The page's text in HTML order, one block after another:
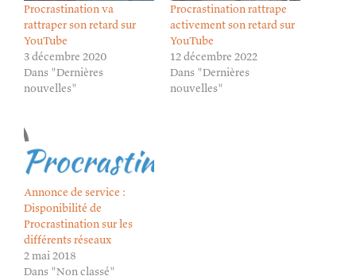
Procrastination va
rattraper son retard sur
YouTube
3 décembre 2020
Dans "Dernières
nouvelles"
Procrastination rattrape
activement son retard sur
YouTube
12 décembre 2022
Dans "Dernières
nouvelles"
Annonce de service :
Disponibilité de
Procrastination sur les
différents réseaux
2 mai 2018
Dans "Non classé"